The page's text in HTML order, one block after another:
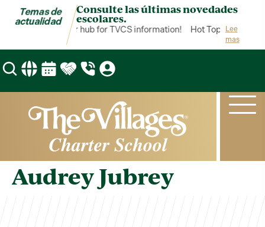
Temas de
actualidad
Consulte las últimas novedades
escolares.
Hot Topics is your hub for TVCS information! Hot Topics is your
Lee
mas
Audrey Jubrey